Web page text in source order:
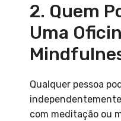
2. Quem
Uma
Qualquer pessoa
com meditação ou